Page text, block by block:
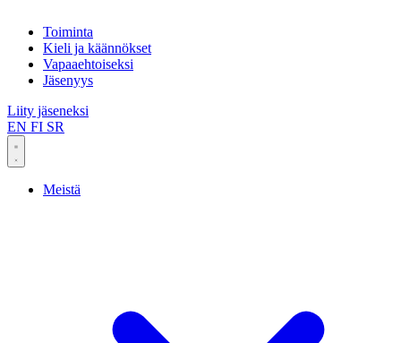
Toiminta
Kieli ja käännökset
Vapaaehtoiseksi
Jäsenyys
Liity jäseneksi
EN FI SR
Meistä